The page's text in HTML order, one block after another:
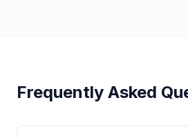
Frequently Asked